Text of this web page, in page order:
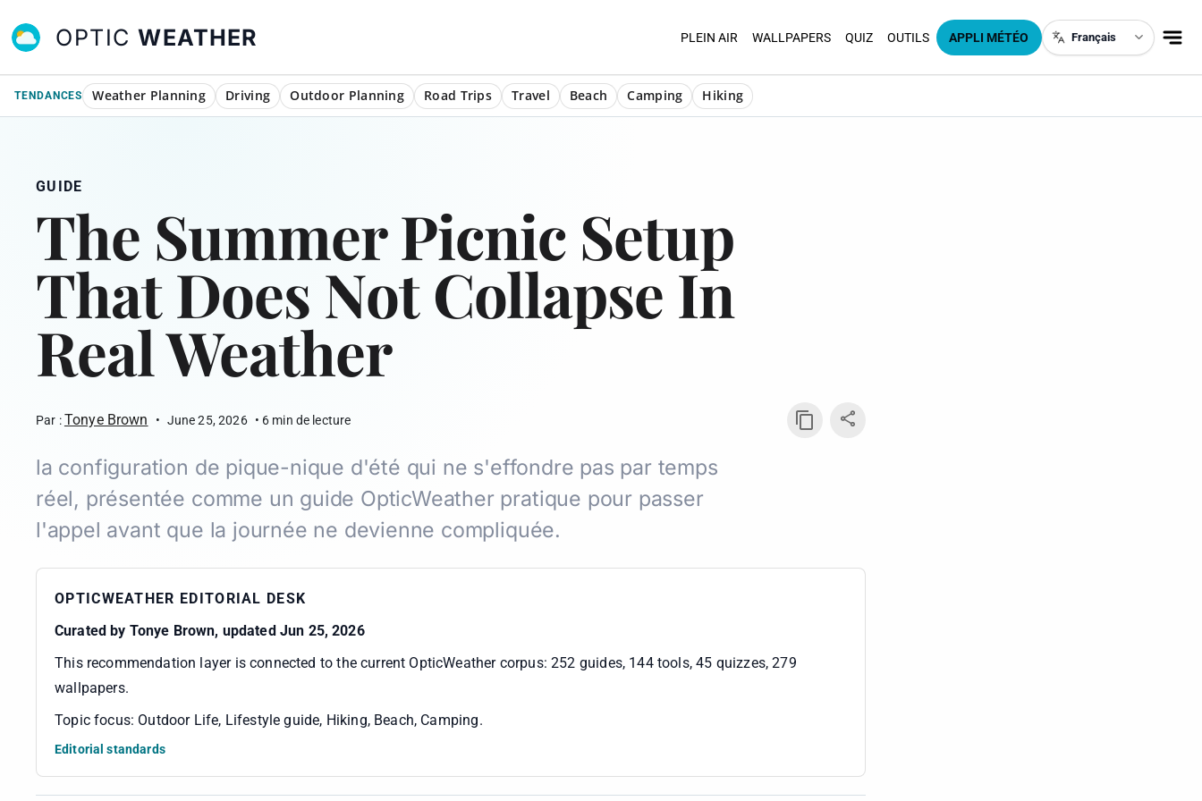
OPTICWEATHER PLEIN AIR WALLPAPERS QUIZ OUTILS APPLI MÉTÉO Français
TENDANCES Weather Planning Driving Outdoor Planning Road Trips Travel Beach Camping Hiking
GUIDE
The Summer Picnic Setup
That Does Not Collapse In
Real Weather
Par : Tonye Brown • June 25, 2026 • 6 min de lecture
la configuration de pique-nique d'été qui ne s'effondre pas par temps
réel, présentée comme un guide OpticWeather pratique pour passer
l'appel avant que la journée ne devienne compliquée.
OPTICWEATHER EDITORIAL DESK
Curated by Tonye Brown, updated Jun 25, 2026
This recommendation layer is connected to the current OpticWeather corpus: 252 guides, 144 tools, 45 quizzes, 279
wallpapers.
Topic focus: Outdoor Life, Lifestyle guide, Hiking, Beach, Camping.
Editorial standards